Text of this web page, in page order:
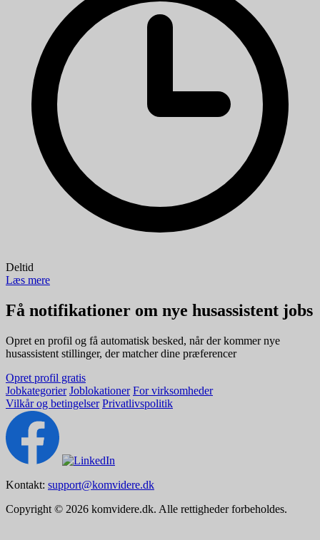
Deltid
Læs mere
Få notifikationer om nye husassistent jobs
Opret en profil og få automatisk besked, når der kommer nye
husassistent stillinger, der matcher dine præferencer
Opret profil gratis
Jobkategorier Joblokationer For virksomheder
Vilkår og betingelser Privatlivspolitik
Kontakt: support@komvidere.dk
Copyright © 2026 komvidere.dk. Alle rettigheder forbeholdes.